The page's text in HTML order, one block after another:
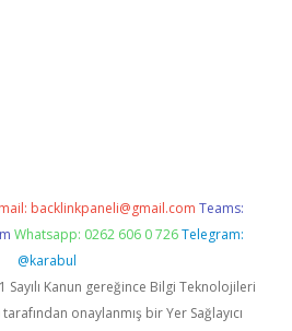
backlinkpaneli@gmail.com Teams:
Whatsapp: 0262 606 0 726 Telegram:
@karabul
Sayılı Kanun gereğince Bilgi Teknolojileri
onaylanmış bir Yer Sağlayıcı